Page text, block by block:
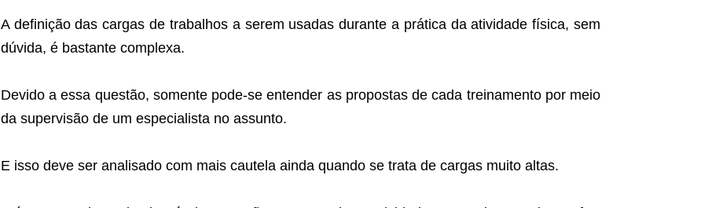
A definição das cargas de trabalhos a serem usadas durante a prática da atividade física, sem
dúvida, é bastante complexa.
Devido a essa questão, somente pode-se entender as propostas de cada treinamento por meio
da supervisão de um especialista no assunto.
E isso deve ser analisado com mais cautela ainda quando se trata de cargas muito altas.